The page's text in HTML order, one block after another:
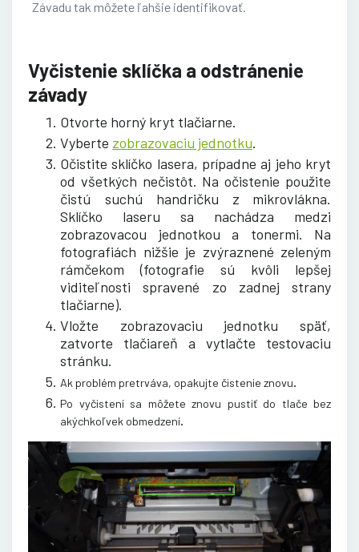
Závadu tak môžete ľahšie identifikovať.
Vyčistenie sklíčka a odstránenie
závady
Otvorte horný kryt tlačiarne.
Vyberte zobrazovaciu jednotku.
Očistite sklíčko lasera, prípadne aj jeho kryt
od všetkých nečistôt. Na očistenie použite
čistú suchú handričku z mikrovlákna.
Sklíčko laseru sa nachádza medzi
zobrazovacou jednotkou a tonermi. Na
fotografiách nižšie je zvýraznené zeleným
rámčekom (fotografie sú kvôli lepšej
viditeľnosti spravené zo zadnej strany
tlačiarne).
Vložte zobrazovaciu jednotku späť,
zatvorte tlačiareň a vytlačte testovaciu
stránku.
Ak problém pretrváva, opakujte čistenie znovu.
Po vyčistení sa môžete znovu pustiť do tlače bez
akýchkoľvek obmedzení.